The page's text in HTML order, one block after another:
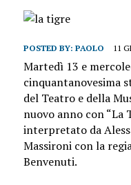
POSTED BY: PAOLO 11
Martedì 13 e
cinquantanovesima
del Teatro e della
nuovo anno con “La
interpretato da
Massironi con la
Benvenuti.